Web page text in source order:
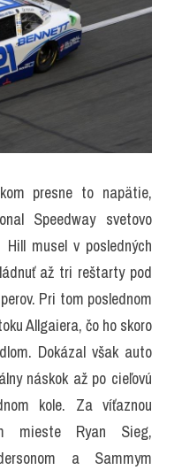
presne to napätie,
Speedway svetovo
musel v posledných
až tri reštarty pod
Pri tom poslednom
Allgaiera, čo ho skoro
Dokázal však auto
náskok až po cieľovú
kole. Za víťaznou
mieste Ryan Sieg,
a Sammym